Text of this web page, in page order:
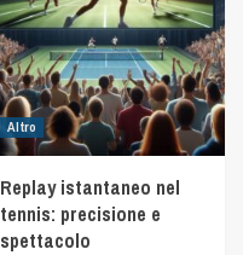
Altro
Replay istantaneo nel
tennis: precisione e
spettacolo